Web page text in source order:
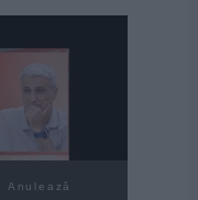
Anulează